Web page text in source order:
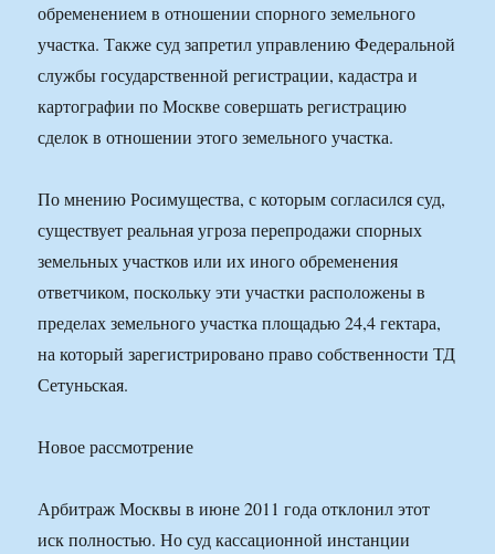
обременением в отношении спорного земельного
участка. Также суд запретил управлению Федеральной
службы государственной регистрации, кадастра и
картографии по Москве совершать регистрацию
сделок в отношении этого земельного участка.
По мнению Росимущества, с которым согласился суд,
существует реальная угроза перепродажи спорных
земельных участков или их иного обременения
ответчиком, поскольку эти участки расположены в
пределах земельного участка площадью 24,4 гектара,
на который зарегистрировано право собственности ТД
Сетуньская.
Новое рассмотрение
Арбитраж Москвы в июне 2011 года отклонил этот
иск полностью. Но суд кассационной инстанции